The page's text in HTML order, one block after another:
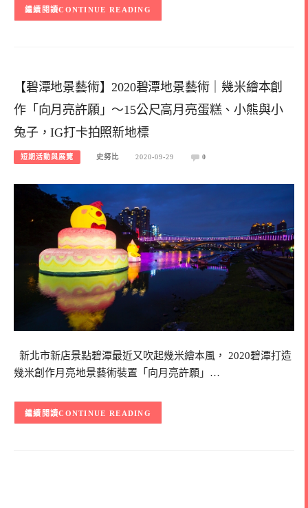
CONTINUE READING
【碧潭地景藝術】2020碧潭地景藝術｜幾米繪本創
作「向月亮許願」～15公尺高月亮蛋糕、小熊與小
兔子，IG打卡拍照新地標
短期活動與展覽 史努比 2020-09-29 0
新北市新店景點碧潭最近又吹起幾米繪本風， 2020碧潭打造
幾米創作月亮地景藝術裝置「向月亮許願」…
CONTINUE READING